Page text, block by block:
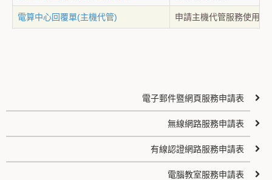
電算中心回覆單(主機代管) 申請主機代管服務使用
電子郵件暨網頁服務申請表
無線網路服務申請表
有線認證網路服務申請表
電腦教室服務申請表